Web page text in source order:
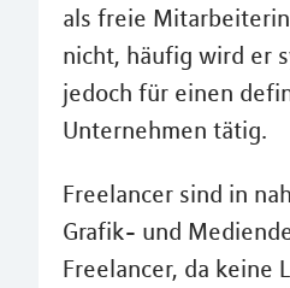
als freie
nicht, häufig wird er
jedoch für einen
Unternehmen tätig.
Freelancer sind in
Grafik- und
Freelancer, da keine